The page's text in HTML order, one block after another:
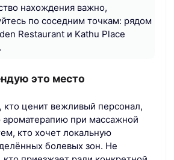
нахождения важно,
по соседним точкам: рядом
Restaurant и Kathu Place
это место
ценит вежливый персонал,
ароматерапию при массажной
кто хочет локальную
болевых зон. Не